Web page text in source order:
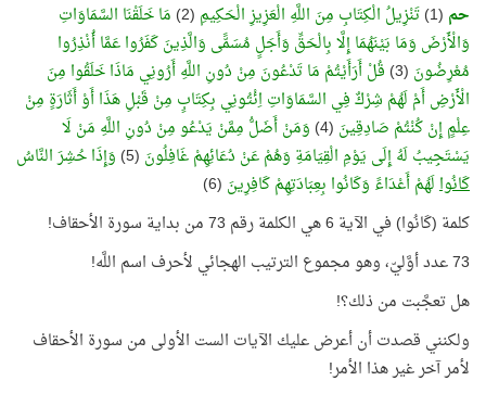
حم (1) تَنْزِيلُ الْكِتَابِ مِنَ اللَّهِ الْعَزِيزِ الْحَكِيمِ (2)
مَا خَلَقْنَا السَّمَاوَاتِ
وَالْأَرْضَ وَمَا بَيْنَهُمَا إِلَّا بِالْحَقِّ وَأَجَلٍ مُسَمًّى وَالَّذِينَ كَفَرُوا عَمَّا أُنْذِرُوا
مُعْرِضُونَ (3)
قُلْ أَرَأَيْتُمْ مَا تَدْعُونَ مِنْ دُونِ اللَّهِ أَرُونِي مَاذَا خَلَقُوا مِنَ
الْأَرْضِ أَمْ لَهُمْ شِرْكٌ فِي السَّمَاوَاتِ اِئْتُونِي بِكِتَابٍ مِنْ قَبْلِ هَذَا أَوْ أَثَارَةٍ مِنْ
عِلْمٍ إِنْ كُنْتُمْ صَادِقِينَ (4)
وَمَنْ أَضَلُّ مِمَّنْ يَدْعُو مِنْ دُونِ اللَّهِ مَنْ لَا
يَسْتَجِيبُ لَهُ إِلَى يَوْمِ الْقِيَامَةِ وَهُمْ عَنْ دُعَائِهِمْ غَافِلُونَ (5)
وَإِذَا حُشِرَ النَّاسُ
كَانُوالَهُمْ أَعْدَاءً وَكَانُوا بِعِبَادَتِهِمْ كَافِرِينَ (6)
كلمة (كَانُوا) في الآية 6 هي الكلمة رقم 73 من بداية سورة الأحقاف!
73 عدد أوَّليّ، وهو مجموع الترتيب الهجائي لأحرف اسم اللَّه!
هل تعجَّبت من ذلك؟!
ولكنني قصدت أن أعرض عليك الآيات الست الأولى من سورة الأحقاف
لأمر آخر غير هذا الأمر!